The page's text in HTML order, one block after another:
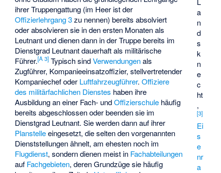
a
n
d
s
k
n
e
c
ht
,
[3]
Ei
s
e
nr
a
ihrer Truppengattung (im Heer ist der
Offizierlehrgang 3zu nennen) bereits absolviert
oder absolvieren sie in den ersten Monaten als
Leutnant und dienen dann in der Truppe bereits im
Dienstgrad Leutnant dauerhaft als militärische
Führer.[A 3] Typisch sindVerwendungenals
Zugführer, Kompanieeinsatzoffizier, stellvertretender
Kompaniechef oder Luftfahrzeugführer.Offiziere
des militärfachlichen Dienstes haben ihre
Ausbildung an einer Fach- undOffizierschule häufig
bereits abgeschlossen oder beenden sie im
Dienstgrad Leutnant. Sie werden dann auf ihrer
Planstelleeingesetzt, die selten den vorgenannten
Dienststellungen ähnelt, am ehesten noch im
Flugdienst, sondern dienen meist in Fachabteilungen
auf Fachgebieten, deren Grundzüge sie häufig